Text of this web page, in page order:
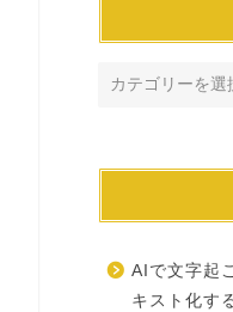
AIで文字起
キスト化す